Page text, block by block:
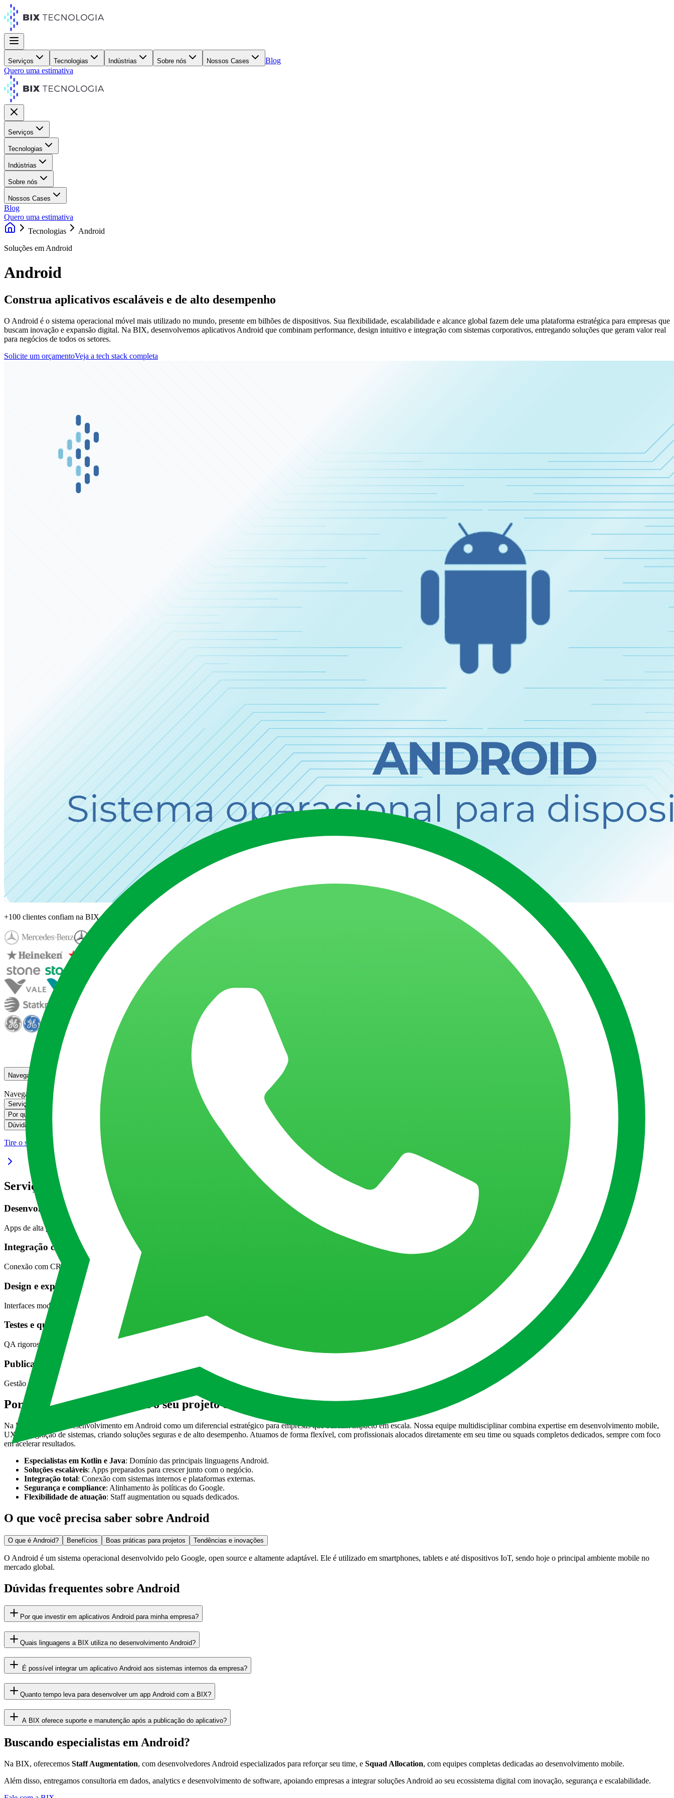
Serviços Tecnologias Indústrias Sobre nós Nossos Cases
Blog
Quero uma estimativa
Serviços
Tecnologias
Indústrias
Sobre nós
Nossos Cases
Blog
Quero uma estimativa
Tecnologias
Android
Soluções em Android
Android
Construa aplicativos escaláveis e de alto desempenho
O Android é o sistema operacional móvel mais utilizado no mundo, presente em bilhões de dispositivos. Sua flexibilidade, escalabilidade e alcance global fazem dele uma plataforma estratégica para empresas que
buscam inovação e expansão digital. Na BIX, desenvolvemos aplicativos Android que combinam performance, design intuitivo e integração com sistemas corporativos, entregando soluções que geram valor real
para negócios de todos os setores.
Solicite um orçamentoVeja a tech stack completa
+100 clientes confiam na BIX
Navegação
Navegação
Serviços de desenvolvimento em Android da BIX Tecnologia
Serviços de desenvolvimento em Android da BIX Tecnologia
Por que escolher a BIX para o seu projeto em Android
Por que escolher a BIX para o seu projeto em Android
Dúvidas frequentes sobre Android
Buscando especialistas em Android?
Tire o seu projeto do papel
Serviços de desenvolvimento em Android da BIX Tecnologia
Desenvolvimento de aplicativos nativos
Apps de alta performance utilizando Kotlin e Java, preparados para múltiplos dispositivos.
Integração corporativa
Conexão com CRMs, ERPs, APIs e plataformas em nuvem, garantindo eficiência e escalabilidade.
Design e experiência do usuário (UX/UI)
Interfaces modernas, responsivas e alinhadas às boas práticas do Google.
Testes e qualidade
QA rigoroso para assegurar estabilidade, segurança e usabilidade.
Publicação e manutenção
Gestão completa de publicação na Google Play e suporte contínuo para evolução do app.
Por que escolher a BIX para o seu projeto em Android
Na BIX, tratamos o desenvolvimento em Android como um diferencial estratégico para empresas que buscam impacto em escala. Nossa equipe multidisciplinar combina expertise em desenvolvimento mobile,
UX e integração de sistemas, criando soluções seguras e de alto desempenho. Atuamos de forma flexível, com profissionais alocados diretamente em seu time ou squads completos dedicados, sempre com foco
em acelerar resultados.
Especialistas em Kotlin e Java: Domínio das principais linguagens Android.
Soluções escaláveis: Apps preparados para crescer junto com o negócio.
Integração total: Conexão com sistemas internos e plataformas externas.
Segurança e compliance: Alinhamento às políticas do Google.
Flexibilidade de atuação: Staff augmentation ou squads dedicados.
O que você precisa saber sobre Android
O que é Android? Benefícios Boas práticas para projetos Tendências e inovações
O Android é um sistema operacional desenvolvido pelo Google, open source e altamente adaptável. Ele é utilizado em smartphones, tablets e até dispositivos IoT, sendo hoje o principal ambiente mobile no
mercado global.
Dúvidas frequentes sobre Android
Por que investir em aplicativos Android para minha empresa?
Quais linguagens a BIX utiliza no desenvolvimento Android?
É possível integrar um aplicativo Android aos sistemas internos da empresa?
Quanto tempo leva para desenvolver um app Android com a BIX?
A BIX oferece suporte e manutenção após a publicação do aplicativo?
Buscando especialistas em Android?
Na BIX, oferecemos Staff Augmentation, com desenvolvedores Android especializados para reforçar seu time, e Squad Allocation, com equipes completas dedicadas ao desenvolvimento mobile.
Além disso, entregamos consultoria em dados, analytics e desenvolvimento de software, apoiando empresas a integrar soluções Android ao seu ecossistema digital com inovação, segurança e escalabilidade.